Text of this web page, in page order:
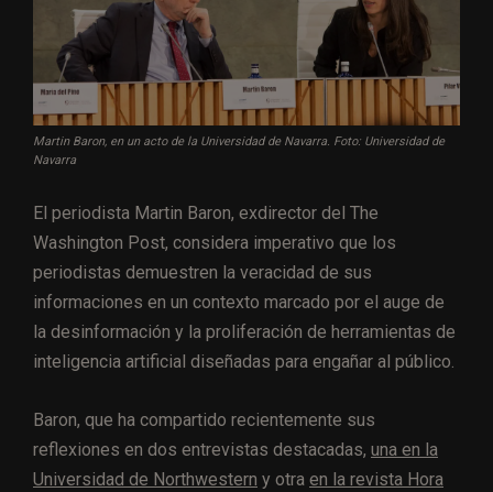
Martin Baron, en un acto de la Universidad de Navarra. Foto: Universidad de
Navarra
El periodista Martin Baron, exdirector del The
Washington Post, considera imperativo que los
periodistas demuestren la veracidad de sus
informaciones en un contexto marcado por el auge de
la desinformación y la proliferación de herramientas de
inteligencia artificial diseñadas para engañar al público.
Baron, que ha compartido recientemente sus
reflexiones en dos entrevistas destacadas, una en la
Universidad de Northwestern y otra en la revista Hora